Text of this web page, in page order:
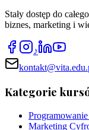
Stały dostęp do
biznes, marketing i
♪
Kategorie
Marketing